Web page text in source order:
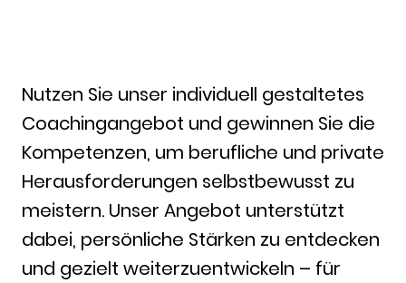
Nutzen Sie unser individuell gestaltetes
Coachingangebot und gewinnen Sie die
Kompetenzen, um berufliche und private
Herausforderungen selbstbewusst zu
meistern. Unser Angebot unterstützt
dabei, persönliche Stärken zu entdecken
und gezielt weiterzuentwickeln – für